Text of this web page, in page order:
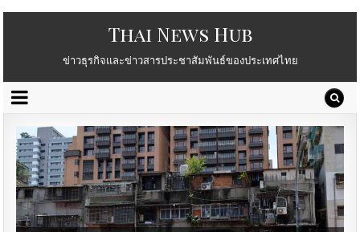
Thai News Hub
ข่าวธุรกิจและข่าวสารประชาสัมพันธ์ของประเทศไทย